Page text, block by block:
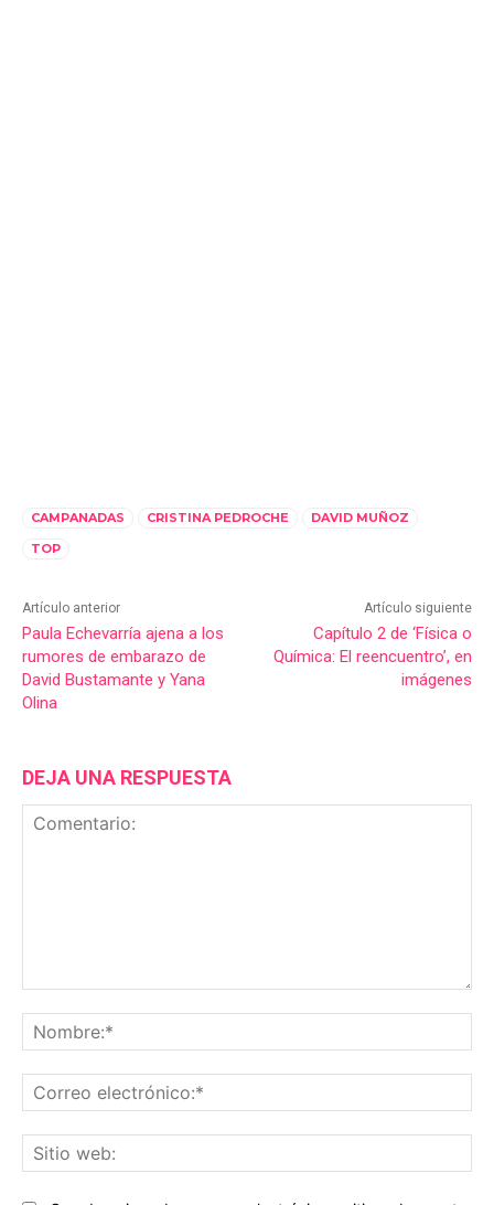
CAMPANADAS CRISTINA PEDROCHE
DAVID MUÑOZ
TOP
Artículo anterior
Paula Echevarría ajena a los
rumores de embarazo de
David Bustamante y Yana
Olina
Artículo siguiente
Capítulo 2 de ‘Física o
Química: El reencuentro’, en
imágenes
DEJA UNA RESPUESTA